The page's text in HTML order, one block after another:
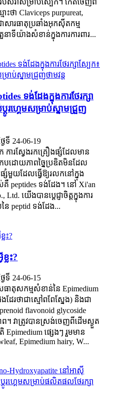
បស់វាសម្រាប់ស្បែក។ កើតចេញពី
ថា Claviceps purpureat,
សារធាតុប្រឆាំងអុកស៊ីតកម្ម
ាទីយ៉ាងសំខាន់ក្នុងការការពារ...
ទង់ដែងក្នុងការថែរក្សា
តូរហ្គេមសម្រាប់ស្នាមជ្រួញ
ទី 24-06-19
ក ការស្វែងរកគ្រឿងផ្សំដែលមាន
បដោយភាពច្នៃប្រឌិតមិនដែល
មួយដែលធ្វើឱ្យរលកនៅក្នុង
peptides ទង់ដែង។ នៅ Xi'an
យើងបានប្តេជ្ញាចិត្តក្នុងការ
ៃ peptid ទង់ដែង...
លះ?
ទី 24-06-15
ាតុសកម្មសំខាន់នៃ Epimedium
ដែរថាជាស្មៅពពែស្នែង) និងជា
flavonoid glycoside
។ វាត្រូវបានស្រង់ចេញពីដើមស្ងួត
Epimedium ផ្សេងៗ រួមមាន
Epimedium hairy, W...